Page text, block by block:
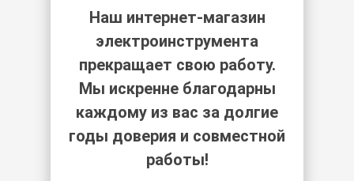
Наш интернет-магазин
электроинструмента
прекращает свою работу.
Мы искренне благодарны
каждому из вас за долгие
годы доверия и совместной
работы!